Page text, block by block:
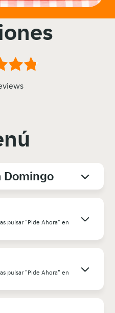
Domingo
pulsar "Pide Ahora" en
pulsar "Pide Ahora" en